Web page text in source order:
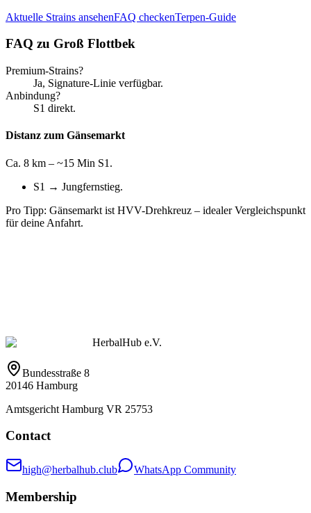
Aktuelle Strains ansehenFAQ checkenTerpen-Guide
FAQ zu Groß Flottbek
Premium-Strains?
Ja, Signature-Linie verfügbar.
Anbindung?
S1 direkt.
Distanz zum Gänsemarkt
Ca. 8 km – ~15 Min S1.
S1 → Jungfernstieg.
Pro Tipp: Gänsemarkt ist HVV-Drehkreuz – idealer Vergleichspunkt
für deine Anfahrt.
HerbalHub e.V.
Bundesstraße 8
20146 Hamburg
Amtsgericht Hamburg VR 25753
Contact
high@herbalhub.club WhatsApp Community
Membership